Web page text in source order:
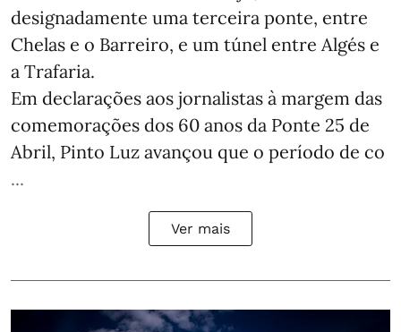
designadamente uma terceira ponte, entre
Chelas e o Barreiro, e um túnel entre Algés e
a Trafaria.
Em declarações aos jornalistas à margem das
comemorações dos 60 anos da Ponte 25 de
Abril, Pinto Luz avançou que o período de co
...
Ver mais